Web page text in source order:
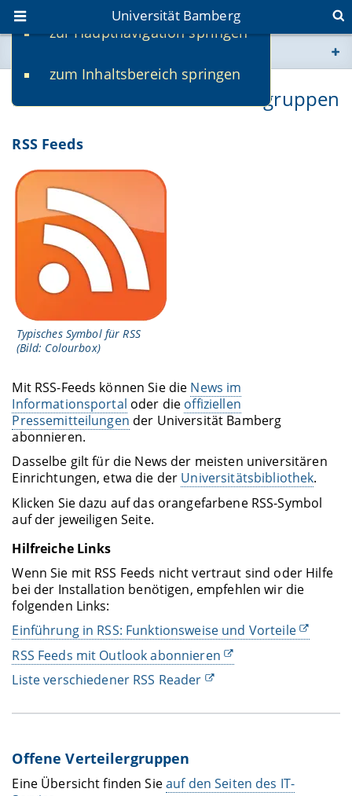
zur Hauptnavigation springen
zum Inhaltsbereich springen
Universität Bamberg
www.uni-bamberg.de
RSS Feeds & Offene Verteilergruppen
RSS Feeds
Typisches Symbol für RSS
(Bild: Colourbox)
Mit RSS-Feeds können Sie die News im
Informationsportal oder die offiziellen
Pressemitteilungen der Universität Bamberg
abonnieren.
Dasselbe gilt für die News der meisten universitären
Einrichtungen, etwa die der Universitätsbibliothek.
Klicken Sie dazu auf das orangefarbene RSS-Symbol
auf der jeweiligen Seite.
Hilfreiche Links
Wenn Sie mit RSS Feeds nicht vertraut sind oder Hilfe
bei der Installation benötigen, empfehlen wir die
folgenden Links:
Einführung in RSS: Funktionsweise und Vorteile
RSS Feeds mit Outlook abonnieren
Liste verschiedener RSS Reader
Offene Verteilergruppen
Eine Übersicht finden Sieauf den Seiten des IT-